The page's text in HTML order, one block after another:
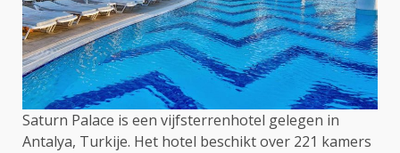
Saturn Palace is een vijfsterrenhotel gelegen in
Antalya, Turkije. Het hotel beschikt over 221 kamers